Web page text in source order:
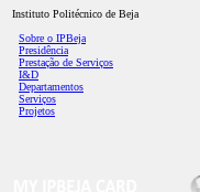
Instituto Politécnico de Beja
Sobre o IPBeja
Presidência
Prestação de Serviços
I&D
Departamentos
Serviços
Projetos